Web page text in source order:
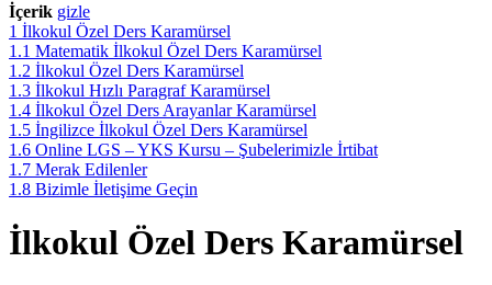
İçerik gizle
1 İlkokul Özel Ders Karamürsel
1.1 Matematik İlkokul Özel Ders Karamürsel
1.2 İlkokul Özel Ders Karamürsel
1.3 İlkokul Hızlı Paragraf Karamürsel
1.4 İlkokul Özel Ders Arayanlar Karamürsel
1.5 İngilizce İlkokul Özel Ders Karamürsel
1.6 Online LGS – YKS Kursu – Şubelerimizle İrtibat
1.7 Merak Edilenler
1.8 Bizimle İletişime Geçin
İlkokul Özel Ders Karamürsel